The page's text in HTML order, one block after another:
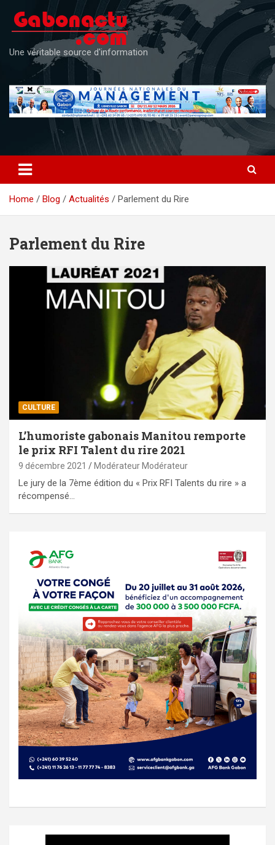
content
Une véritable source d'information
Home Blog Actualités Parlement du Rire
Parlement du Rire
CULTURE
L’humoriste gabonais Manitou remporte
le prix RFI Talent du rire 2021
9 décembre 2021 Modérateur Modérateur
Le jury de la 7ème édition du « Prix RFI Talents du rire » a
récompensé…